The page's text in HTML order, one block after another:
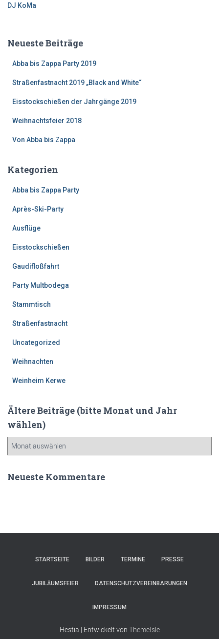
DJ KoMa
Neueste Beiträge
Abba bis Zappa Party 2019
Straßenfastnacht 2019 „Black and White“
Eisstockschießen der Jahrgänge 2019
Weihnachtsfeier 2018
Von Abba bis Zappa
Kategorien
Abba bis Zappa Party
Après-Ski-Party
Ausflüge
Eisstockschießen
Gaudifloßfahrt
Party Multbodega
Stammtisch
Straßenfastnacht
Uncategorized
Weihnachten
Weinheim Kerwe
Ältere Beiträge (bitte Monat und Jahr
wählen)
e
Neueste Kommentare
STARTSEITE BILDER TERMINE PRESSE
JUBILÄUMSFEIER DATENSCHUTZVEREINBARUNGEN
IMPRESSUM
Hestia | Entwickelt von ThemeIsle